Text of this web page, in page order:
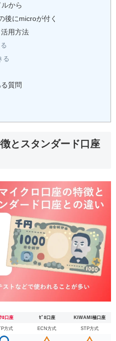
から
後にmicroが付く
用方法
る
質問
とスタンダード口座
ﾛ口座 ｾﾞﾛ口座 KIWAMI極口座
方式 ECN方式 STP方式